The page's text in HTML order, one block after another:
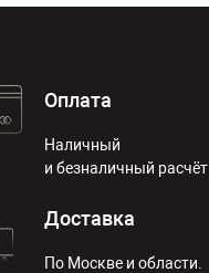
Оплата
Наличный
и безналичный расчёт
Доставка
По Москве и области.